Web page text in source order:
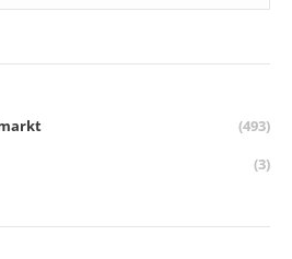
(493)
(3)